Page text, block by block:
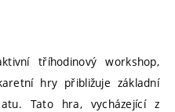
tříhodinový workshop,
hry přibližuje základní
Tato hra, vycházející z